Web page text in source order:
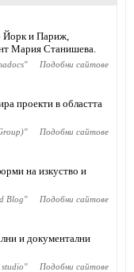
Йорк и Париж,
Мария Станишева.
" Подобни сайтове
проекти в областта
" Подобни сайтове
на изкуство и
Blog" Подобни сайтове
и документални
studio" Подобни сайтове